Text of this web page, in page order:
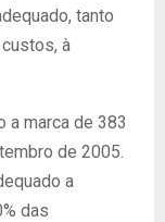
tanto
à
a marca de 383
de 2005.
a
das